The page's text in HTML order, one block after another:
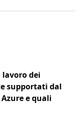
dei
supportati dal
e quali